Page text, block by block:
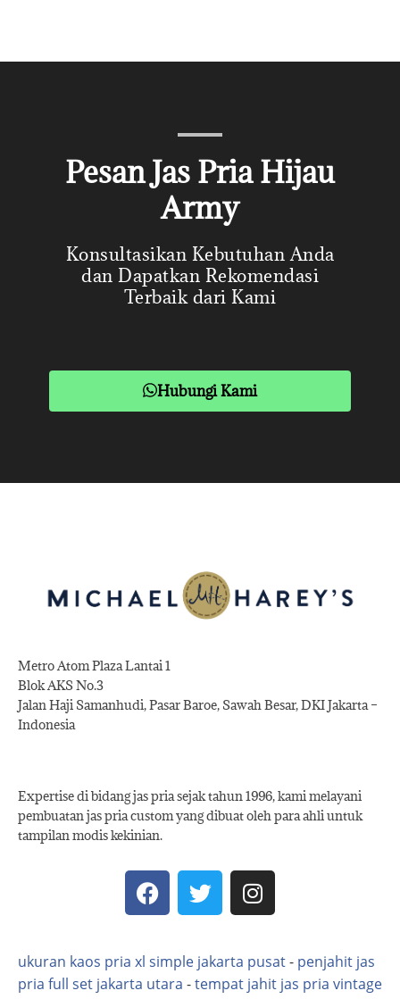
Pesan Jas Pria Hijau
Army
Konsultasikan Kebutuhan Anda
dan Dapatkan Rekomendasi
Terbaik dari Kami
Hubungi Kami
Metro Atom Plaza Lantai 1
Blok AKS No.3
Jalan Haji Samanhudi, Pasar Baroe, Sawah Besar, DKI Jakarta –
Indonesia
Expertise di bidang jas pria sejak tahun 1996, kami melayani
pembuatan jas pria custom yang dibuat oleh para ahli untuk
tampilan modis kekinian.
ukuran kaos pria xl simple jakarta pusat- penjahit jas
pria full set jakarta utara -tempat jahit jas pria vintage